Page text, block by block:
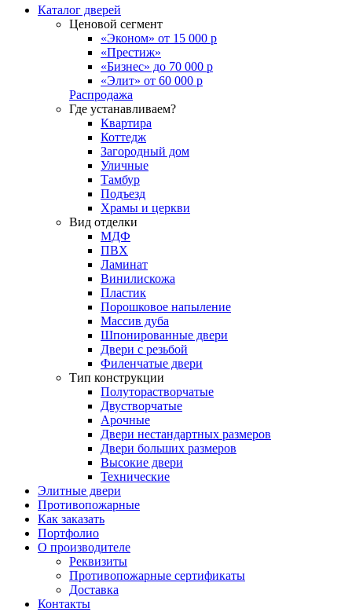
Каталог дверей
Ценовой сегмент
«Эконом» от 15 000 р
«Престиж»
«Бизнес» до 70 000 р
«Элит» от 60 000 р
Распродажа
Где устанавливаем?
Квартира
Коттедж
Загородный дом
Уличные
Тамбур
Подъезд
Храмы и церкви
Вид отделки
МДФ
ПВХ
Ламинат
Винилискожа
Пластик
Порошковое напыление
Массив дуба
Шпонированные двери
Двери с резьбой
Филенчатые двери
Тип конструкции
Полуторастворчатые
Двустворчатые
Арочные
Двери нестандартных размеров
Двери больших размеров
Высокие двери
Технические
Элитные двери
Противопожарные
Как заказать
Портфолио
О производителе
Реквизиты
Противопожарные сертификаты
Доставка
Контакты